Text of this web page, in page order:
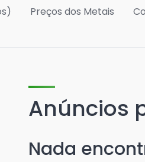
Preços dos Metais
Anúncios
Nada